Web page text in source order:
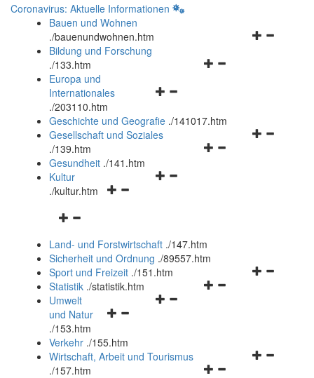
Coronavirus: Aktuelle Informationen
Bauen und Wohnen
./bauenundwohnen.htm
Navigationsmenü
Bildung und Forschung
./133.htm
Navigationsmenü
und
schließen
Europa und
Internationales
./203110.htm
Geschichte und Geografie ./141017.htm
Navigationsmenü
Gesellschaft und Soziales
./139.htm
Navigationsmenü
Gesundheit ./141.htm
Navigationsmenü
Kultur
./kultur.htm
Navigationsmenü
und
schließen
Land- und Forstwirtschaft ./147.htm
Sicherheit und Ordnung ./89557.htm
Navigationsmenü
Sport und Freizeit ./151.htm
Navigationsmenü
Statistik ./statistik.htm
Navigationsmenü
und
schließen
Umwelt
und Natur
./153.htm
Verkehr ./155.htm
Navigationsmenü
Wirtschaft, Arbeit und Tourismus
./157.htm